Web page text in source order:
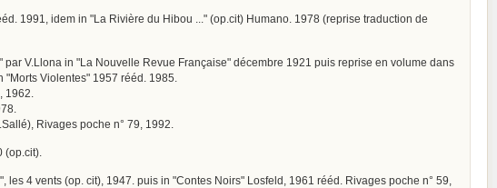
1991, idem in "La Rivière du Hibou ..." (op.cit) Humano. 1978 (reprise traduction de
V.Llona in "La Nouvelle Revue Française" décembre 1921 puis reprise en volume dans
Violentes" 1957 rééd. 1985.
1962.
Rivages poche n° 79, 1992.
(op.cit).
4 vents (op. cit), 1947. puis in "Contes Noirs" Losfeld, 1961 rééd. Rivages poche n° 59,